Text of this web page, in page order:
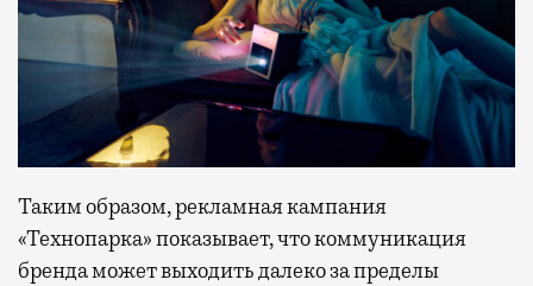
Таким образом, рекламная кампания
«Технопарка» показывает, что коммуникация
бренда может выходить далеко за пределы